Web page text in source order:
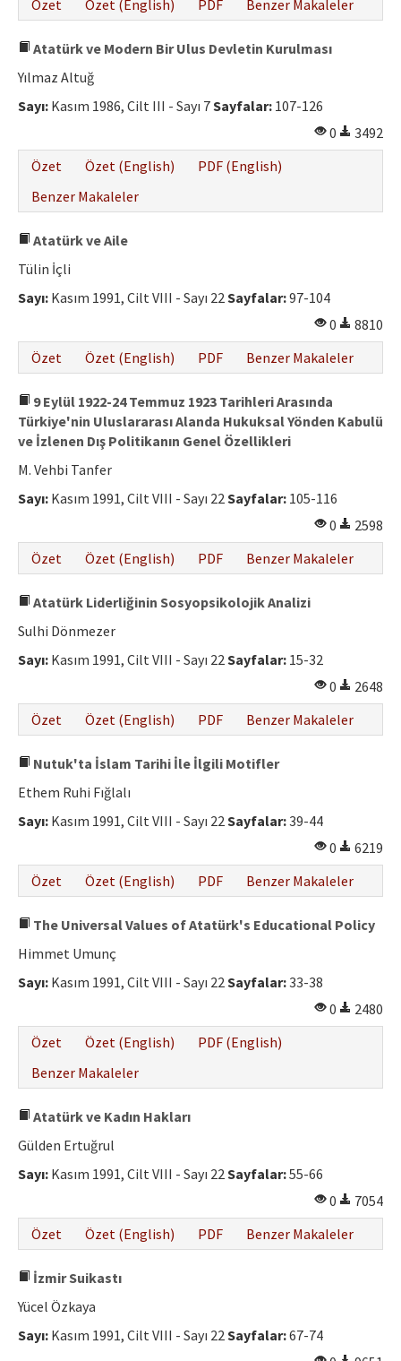
Özet
Özet (English) PDF Benzer Makaleler
Atatürk ve Modern Bir Ulus Devletin Kurulması
Yılmaz Altuğ
Sayı: Kasım 1986, Cilt III - Sayı 7Sayfalar: 107-126
0
3492
Özet
Özet (English)
PDF (English)
Benzer Makaleler
Atatürk ve Aile
Tülin İçli
Sayı: Kasım 1991, Cilt VIII - Sayı 22Sayfalar:97-104
0
8810
Özet
Özet (English) PDF Benzer Makaleler
9 Eylül 1922-24 Temmuz 1923 Tarihleri Arasında
Türkiye'nin Uluslararası Alanda Hukuksal Yönden Kabulü
ve İzlenen Dış Politikanın Genel Özellikleri
M. Vehbi Tanfer
Sayı: Kasım 1991, Cilt VIII - Sayı 22Sayfalar: 105-116
0
2598
Özet
Özet (English) PDF Benzer Makaleler
Atatürk Liderliğinin Sosyopsikolojik Analizi
Sulhi Dönmezer
Sayı: Kasım 1991, Cilt VIII - Sayı 22Sayfalar: 15-32
0
2648
Özet
Özet (English) PDF Benzer Makaleler
Nutuk'ta İslam Tarihi İle İlgili Motifler
Ethem Ruhi Fığlalı
Sayı: Kasım 1991, Cilt VIII - Sayı 22Sayfalar:39-44
0
6219
Özet
Özet (English) PDF Benzer Makaleler
The Universal Values of Atatürk's Educational Policy
Himmet Umunç
Sayı: Kasım 1991, Cilt VIII - Sayı 22Sayfalar:33-38
0
2480
Özet
Özet (English)
PDF (English)
Benzer Makaleler
Atatürk ve Kadın Hakları
Gülden Ertuğrul
Sayı: Kasım 1991, Cilt VIII - Sayı 22Sayfalar:55-66
0
7054
Özet
Özet (English) PDF Benzer Makaleler
İzmir Suikastı
Yücel Özkaya
Sayı: Kasım 1991, Cilt VIII - Sayı 22Sayfalar:67-74